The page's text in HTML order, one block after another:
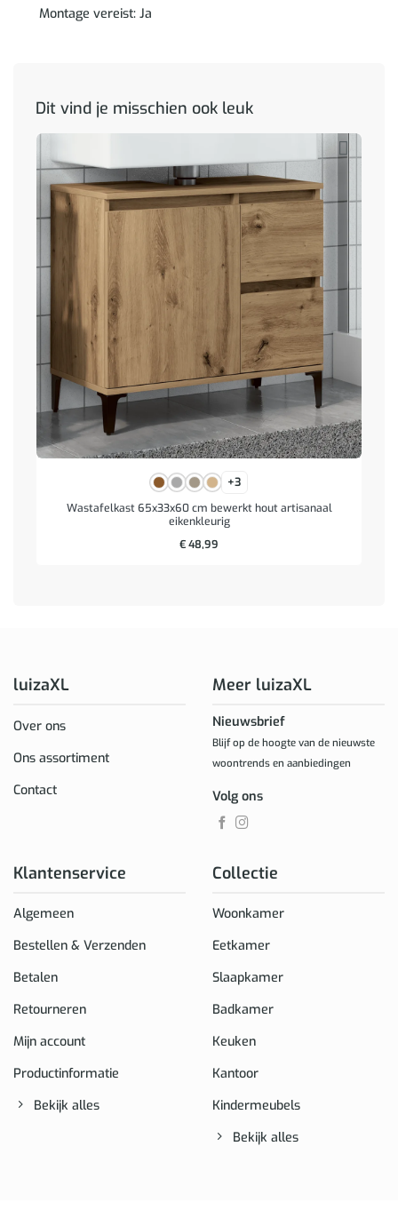
Montage vereist: Ja
Dit vind je misschien ook leuk
+3
Wastafelkast 65x33x60 cm bewerkt hout artisanaal
eikenkleurig
€48,99
luizaXL
Over ons
Ons assortiment
Contact
Klantenservice
Algemeen
Bestellen & Verzenden
Betalen
Retourneren
Mijn account
Productinformatie
Bekijk alles
Collectie
Woonkamer
Eetkamer
Slaapkamer
Badkamer
Keuken
Kantoor
Kindermeubels
Bekijk alles
Meer luizaXL
Nieuwsbrief
Blijf op de hoogte van de nieuwste
woontrends en aanbiedingen
Volg ons